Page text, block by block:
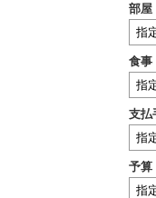
部屋
食事
支払
予算